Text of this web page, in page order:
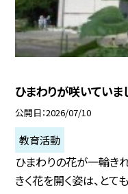
ひまわりが咲いてい
公開日 2026/07/10
教育活動
ひまわりの花が一輪き
きく花を開く姿は、とて